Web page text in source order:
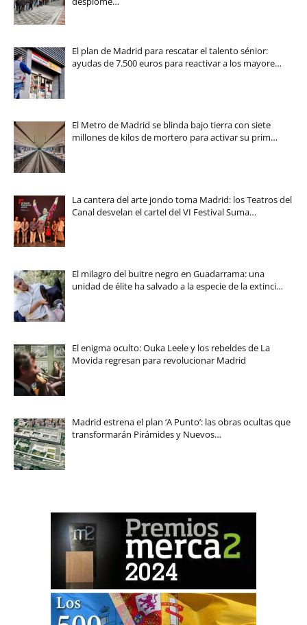
El plan de Madrid para rescatar el talento sénior:
ayudas de 7.500 euros para reactivar a los mayore…
El Metro de Madrid se blinda bajo tierra con siete
millones de kilos de mortero para activar su prim…
La cantera del arte jondo toma Madrid: los Teatros del
Canal desvelan el cartel del VI Festival Suma…
El milagro del buitre negro en Guadarrama: una
unidad de élite ha salvado a la especie de la extinci…
El enigma oculto: Ouka Leele y los rebeldes de La
Movida regresan para revolucionar Madrid
Madrid estrena el plan ‘A Punto’: las obras ocultas que
transformarán Pirámides y Nuevos…